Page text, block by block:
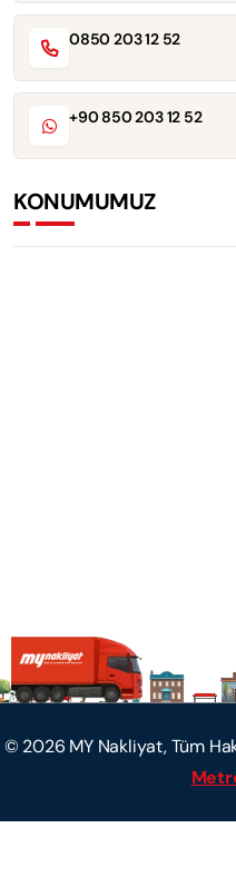
0850 203 12 52
+90 850 203 12 52
KONUMUMUZ
© 2026 MY Nakliyat, Tüm